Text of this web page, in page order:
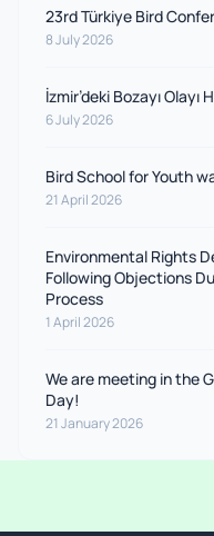
23rd Türkiye Bird
8 July 2026
İzmir’deki Bozayı Olayı
6 July 2026
Bird School for Youth
21 April 2026
Environmental Rights
Following Objections
Process
1 April 2026
We are meeting in the
Day!
21 January 2026